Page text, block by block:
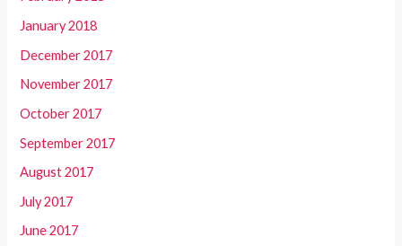
January 2018
December 2017
November 2017
October 2017
September 2017
August 2017
July 2017
June 2017